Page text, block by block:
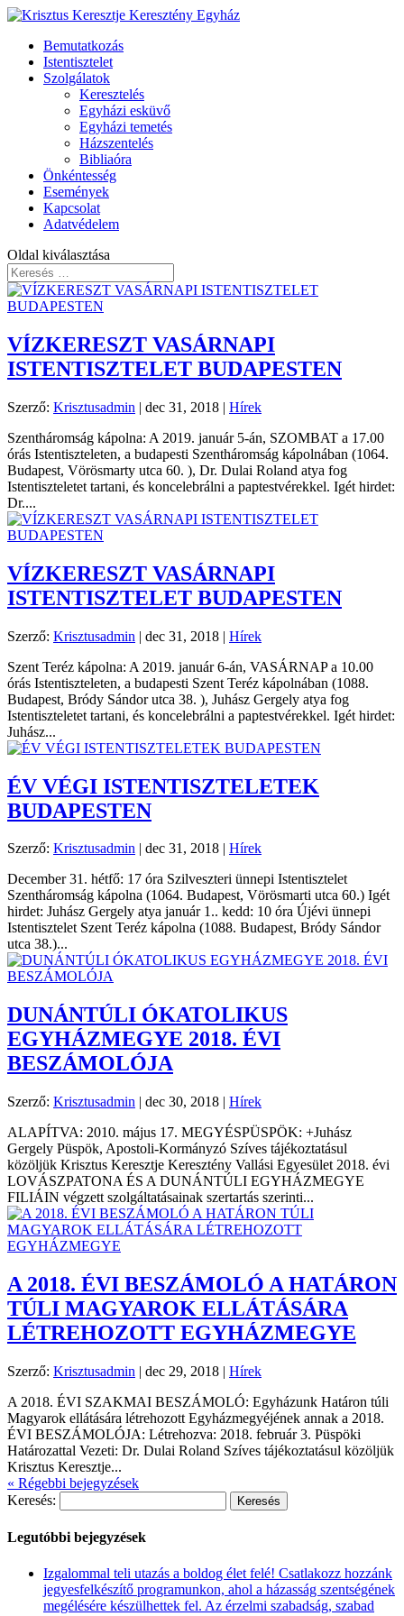
Bemutatkozás
Istentisztelet
Szolgálatok
Keresztelés
Egyházi esküvő
Egyházi temetés
Házszentelés
Bibliaóra
Önkéntesség
Események
Kapcsolat
Adatvédelem
Oldal kiválasztása
VÍZKERESZT VASÁRNAPI
ISTENTISZTELET BUDAPESTEN
Szerző: Krisztusadmin | dec 31, 2018 | Hírek
Szentháromság kápolna: A 2019. január 5-án, SZOMBAT a 17.00
órás Istentiszteleten, a budapesti Szentháromság kápolnában (1064.
Budapest, Vörösmarty utca 60. ), Dr. Dulai Roland atya fog
Istentiszteletet tartani, és koncelebrálni a paptestvérekkel. Igét hirdet:
Dr....
VÍZKERESZT VASÁRNAPI
ISTENTISZTELET BUDAPESTEN
Szerző: Krisztusadmin | dec 31, 2018 | Hírek
Szent Teréz kápolna: A 2019. január 6-án, VASÁRNAP a 10.00
órás Istentiszteleten, a budapesti Szent Teréz kápolnában (1088.
Budapest, Bródy Sándor utca 38. ), Juhász Gergely atya fog
Istentiszteletet tartani, és koncelebrálni a paptestvérekkel. Igét hirdet:
Juhász...
ÉV VÉGI ISTENTISZTELETEK
BUDAPESTEN
Szerző: Krisztusadmin | dec 31, 2018 | Hírek
December 31. hétfő: 17 óra Szilveszteri ünnepi Istentisztelet
Szentháromság kápolna (1064. Budapest, Vörösmarti utca 60.) Igét
hirdet: Juhász Gergely atya január 1.. kedd: 10 óra Újévi ünnepi
Istentisztelet Szent Teréz kápolna (1088. Budapest, Bródy Sándor
utca 38.)...
DUNÁNTÚLI ÓKATOLIKUS
EGYHÁZMEGYE 2018. ÉVI
BESZÁMOLÓJA
Szerző: Krisztusadmin | dec 30, 2018 | Hírek
ALAPÍTVA: 2010. május 17. MEGYÉSPÜSPÖK: +Juhász
Gergely Püspök, Apostoli-Kormányzó Szíves tájékoztatásul
közöljük Krisztus Keresztje Keresztény Vallási Egyesület 2018. évi
LOVÁSZPATONA ÉS A DUNÁNTÚLI EGYHÁZMEGYE
FILIÁIN végzett szolgáltatásainak szertartás szerinti...
A 2018. ÉVI BESZÁMOLÓ A HATÁRON
TÚLI MAGYAROK ELLÁTÁSÁRA
LÉTREHOZOTT EGYHÁZMEGYE
Szerző: Krisztusadmin | dec 29, 2018 | Hírek
A 2018. ÉVI SZAKMAI BESZÁMOLÓ: Egyházunk Határon túli
Magyarok ellátására létrehozott Egyházmegyéjének annak a 2018.
ÉVI BESZÁMOLÓJA: Létrehozva: 2018. február 3. Püspöki
Határozattal Vezeti: Dr. Dulai Roland Szíves tájékoztatásul közöljük
Krisztus Keresztje...
« Régebbi bejegyzések
Keresés:
Legutóbbi bejegyzések
Izgalommal teli utazás a boldog élet felé! Csatlakozz hozzánk
jegyesfelkészítő programunkon, ahol a házasság szentségének
megélésére készülhettek fel. Az érzelmi szabadság, szabad